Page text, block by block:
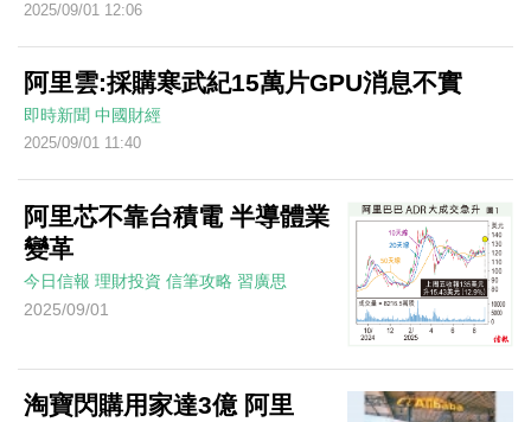
2025/09/01 12:06
阿里雲:採購寒武紀15萬片GPU消息不實
即時新聞 中國財經
2025/09/01 11:40
阿里芯不靠台積電 半導體業
變革
今日信報 理財投資 信筆攻略 習廣思
2025/09/01
淘寶閃購用家達3億 阿里